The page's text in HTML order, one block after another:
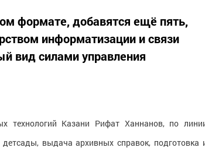
формате, добавятся ещё пять,
информатизации и связи
вид силами управления
технологий Казани Рифат Ханнанов, по
выдача архивных справок, подготовка